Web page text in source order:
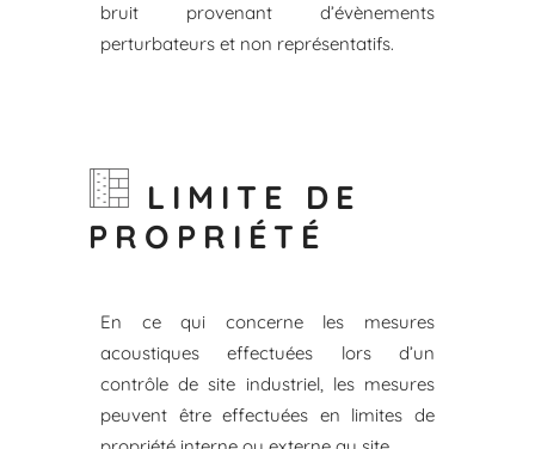
bruit provenant d’évènements
perturbateurs et non représentatifs.
LIMITE DE
PROPRIÉTÉ
En ce qui concerne les mesures
acoustiques effectuées lors d’un
contrôle de site industriel, les mesures
peuvent être effectuées en limites de